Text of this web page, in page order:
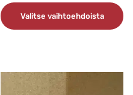
Valitse vaihtoehdoista
on
useampi